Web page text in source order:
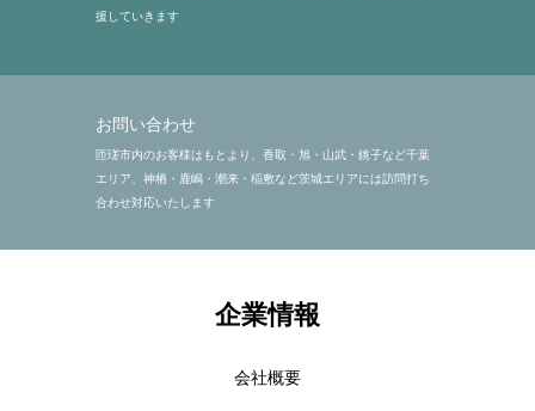
援していきます
お問い合わせ
匝瑳市内のお客様はもとより、香取・旭・山武・銚子など千葉
エリア、神栖・鹿嶋・潮来・稲敷など茨城エリアには訪問打ち
合わせ対応いたします
企業情報
会社概要